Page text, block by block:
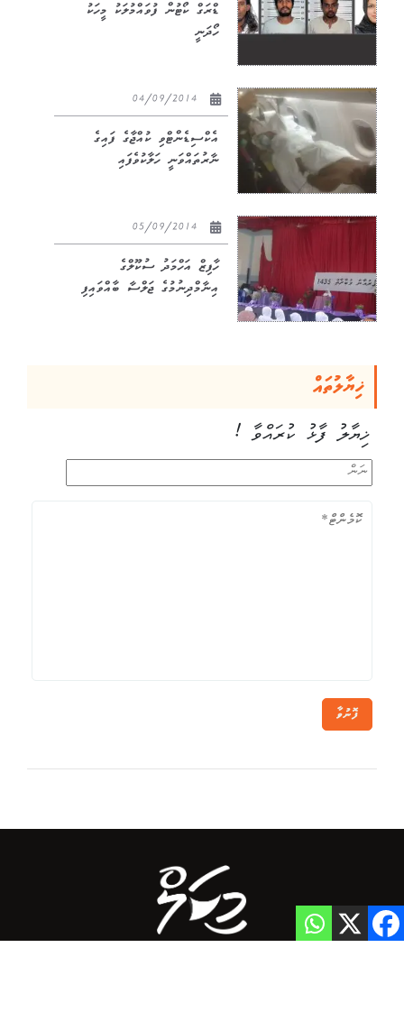
ޑްރަގް ކޯޓުން ފުވައްމުލަކު މީހަކު
ހޯދަނީ
އެކްސިޑެންޓްވި ކުއްޖާގެ ފައިގެ
ނާރުތައްވަނީ ހަލާކުވެފައި
ހާފިޒް އަހްމަދު ސުކޫލްގެ
އިނާމްދިނުމުގެ ޖަލްސާ ބާއްވައިފި
ޚިޔާލުތައް
ޚިޔާލު ފާޅު ކުރައްވާ !
ފޮނުވާ